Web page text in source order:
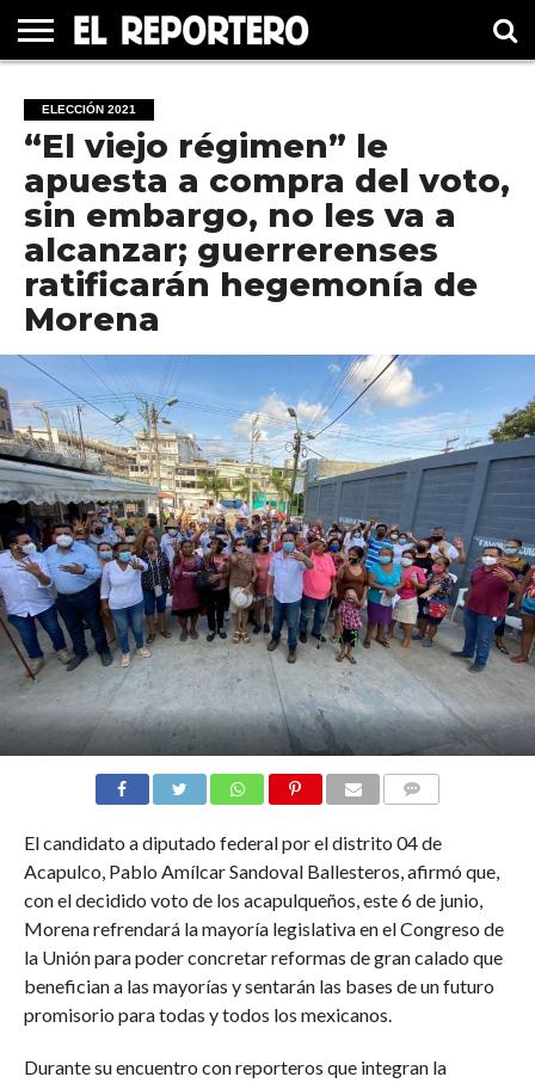
ELECCIÓN
2021
PRINCIPAL
MÉXICO
INTERNACIONAL
#UNMUNDOFELIZ
CULTURA
CINE
ELECCIÓN 2021
“El viejo régimen” le
apuesta a compra del voto,
sin embargo, no les va a
alcanzar; guerrerenses
ratificarán hegemonía de
Morena
El candidato a diputado federal por el distrito 04 de
Acapulco, Pablo Amílcar Sandoval Ballesteros, afirmó que,
con el decidido voto de los acapulqueños, este 6 de junio,
Morena refrendará la mayoría legislativa en el Congreso de
la Unión para poder concretar reformas de gran calado que
benefician a las mayorías y sentarán las bases de un futuro
promisorio para todas y todos los mexicanos.
Durante su encuentro con reporteros que integran la